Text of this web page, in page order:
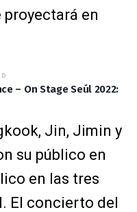
proyectará en
– On Stage Seúl 2022:
Jin, Jimin y
su público en
en las tres
El concierto del